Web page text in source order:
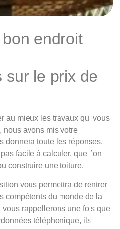
endroit
sur le prix de
au mieux les travaux qui vous
nous avons mis votre
donnera toute les réponses.
pas facile à calculer, que l’on
construire une toiture.
vous permettra de rentrer
compétents du monde de la
rappellerons une fois que
téléphonique, ils